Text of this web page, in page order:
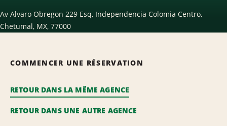
Av Alvaro Obregon 229 Esq, Independencia Colomia Centro,
Chetumal, MX, 77000
COMMENCER UNE RÉSERVATION
RETOUR DANS LA MÊME AGENCE
RETOUR DANS UNE AUTRE AGENCE